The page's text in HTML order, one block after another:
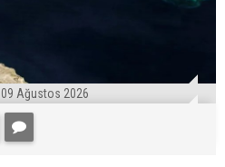
09 Ağustos 2026